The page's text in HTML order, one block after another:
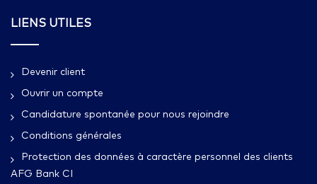
LIENS UTILES
Devenir client
Ouvrir un compte
Candidature spontanée pour nous rejoindre
Conditions générales
Protection des données à caractère personnel des clients
AFG Bank CI